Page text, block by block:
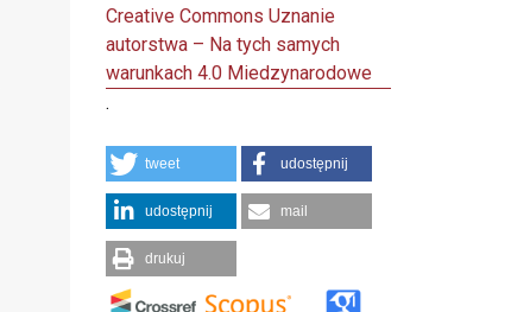
Creative Commons Uznanie
autorstwa – Na tych samych
warunkach 4.0 Miedzynarodowe
.
tweet udostępnij
udostępnij mail
drukuj